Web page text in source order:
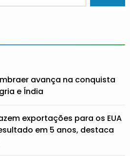
avança na conquista
e Índia
exportações para os EUA
em 5 anos, destaca